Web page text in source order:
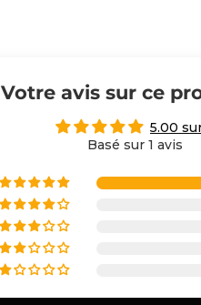
Votre avis sur ce
5.00
Basé sur 1 avis